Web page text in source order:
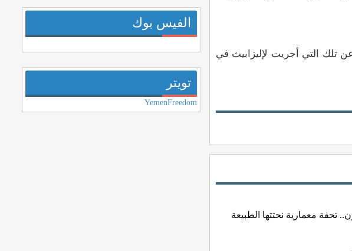
تلك التي أجريت لإليزابيث في
تحفة معمارية نحتتها الطبيعة
الفيس بوك
تويتر
YemenFreedom